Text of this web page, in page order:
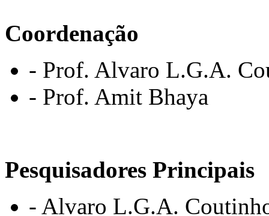
Coordenação
- Prof. Alvaro L.G.A.
- Prof. Amit Bhaya
Pesquisadores Principais
- Alvaro L.G.A.